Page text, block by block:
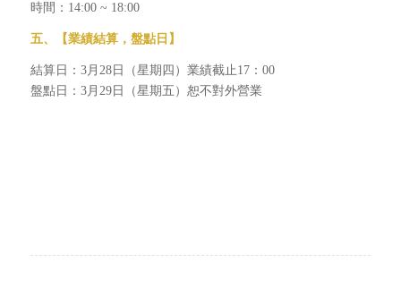
時間：14:00 ~ 18:00
五、 【業績結算，盤點日 】
結算日：3月28日（星期四）業績截止17：00
盤點日：3月29日（星期五）恕不對外營業